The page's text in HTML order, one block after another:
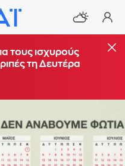
τους ισχυρούς
τη Δευτέρα